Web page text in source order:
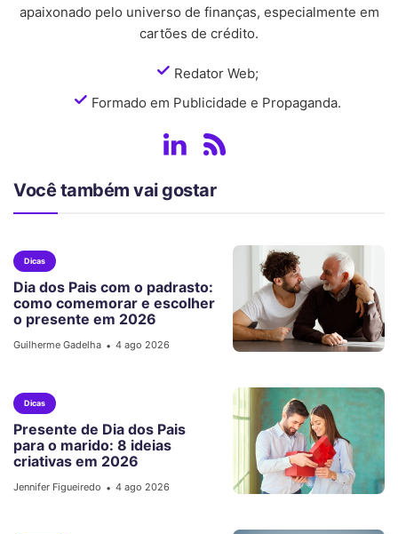
apaixonado pelo universo de finanças, especialmente em
cartões de crédito.
Redator Web;
Formado em Publicidade e Propaganda.
Você também vai gostar
Dicas
Dia dos Pais com o padrasto:
como comemorar e escolher
o presente em 2026
Guilherme Gadelha • 4 ago 2026
Dicas
Presente de Dia dos Pais
para o marido: 8 ideias
criativas em 2026
Jennifer Figueiredo • 4 ago 2026